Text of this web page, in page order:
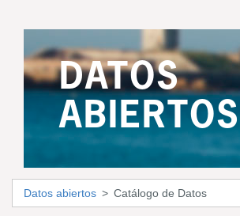
DATOS
ABIERTOS
Datos abiertos Catálogo de Datos